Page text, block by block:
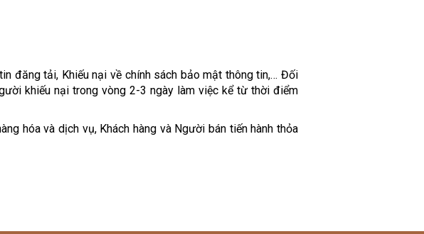
đăng tải, Khiếu nại về chính sách bảo mật thông tin,… Đối
khiếu nại trong vòng 2-3 ngày làm việc kể từ thời điểm
hóa và dịch vụ, Khách hàng và Người bán tiến hành thỏa